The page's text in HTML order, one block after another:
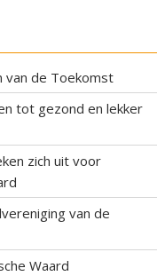
van de Toekomst
tot gezond en lekker
zich uit voor
van de
Waard